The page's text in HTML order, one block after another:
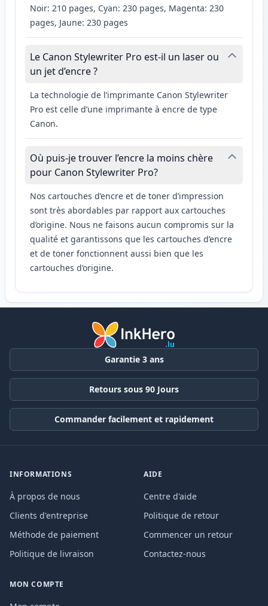
Noir: 210 pages, Cyan: 230 pages, Magenta: 230
pages, Jaune: 230 pages
Le Canon Stylewriter Pro est-il un laser ou
un jet d’encre ?
La technologie de l’imprimante Canon Stylewriter
Pro est celle d’une imprimante à encre de type
Canon.
Où puis-je trouver l’encre la moins chère
pour Canon Stylewriter Pro?
Nos cartouches d’encre et de toner d’impression
sont très abordables par rapport aux cartouches
d’origine. Nous ne faisons aucun compromis sur la
qualité et garantissons que les cartouches d’encre
et de toner fonctionnent aussi bien que les
cartouches d’origine.
Garantie 3 ans
Retours sous 90 Jours
Commander facilement et rapidement
INFORMATIONS
À propos de nous
Clients d'entreprise
Méthode de paiement
Politique de livraison
AIDE
Centre d'aide
Politique de retour
Commencer un retour
Contactez-nous
MON COMPTE